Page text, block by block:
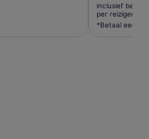
is
€ 346
inclusief
per reiziger*
*Betaal een